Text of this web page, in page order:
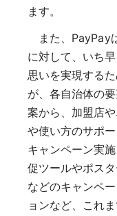
ます。
また、PayPay
に対して、いち
思いを実現する
が、各自治体の
案から、加盟店
や使い方のサポ
キャンペーン実
促ツールやポス
などのキャンペ
ョンなど、これ